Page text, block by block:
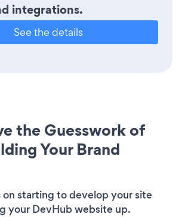
integrations.
See the details
the Guesswork of
Your Brand
starting to develop your site
your DevHub website up.